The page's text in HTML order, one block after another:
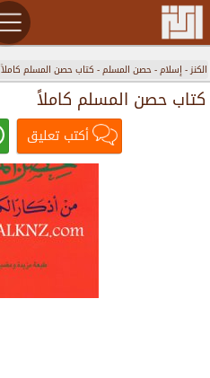
الكنز-إسلام-حصن المسلم- كتاب حصن المسلم كاملاً
كتاب حصن المسلم كاملاً
أكتب تعليق